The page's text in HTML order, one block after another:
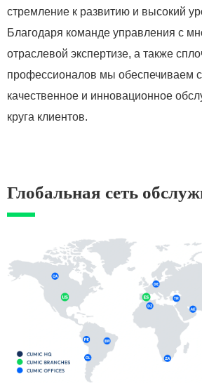
стремление к развитию и высокий
Благодаря команде управления с
отраслевой экспертизе, а также
профессионалов мы обеспечиваем
качественное и инновационное
круга клиентов.
Глобальная сеть